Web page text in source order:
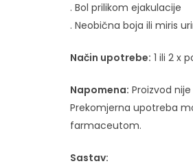
. Bol prilikom ejakulacije
. Neobična boja ili miris
Način upotrebe: 1 ili 2 x
Napomena: Proizvod
Prekomjerna upotreba
farmaceutom.
Sastav: